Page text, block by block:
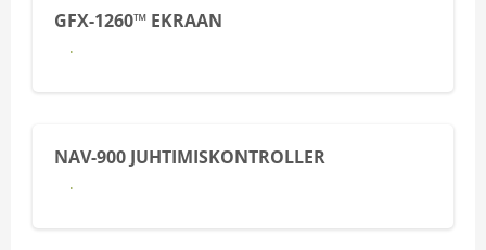
GFX-1260™ EKRAAN
Lähemalt
NAV-900 JUHTIMISKONTROLLER
Lähemalt